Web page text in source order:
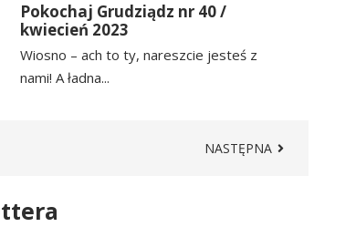
Pokochaj Grudziądz nr 40 /
kwiecień 2023
Wiosno – ach to ty, nareszcie jesteś z
nami! A ładna...
NASTĘPNA STRONA